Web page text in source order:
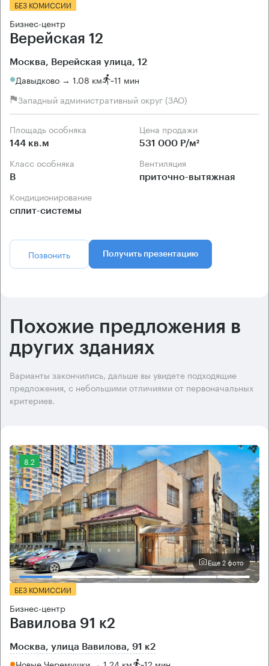
БЕЗ КОМИССИИ
Бизнес-центр
Верейская 12
Москва, Верейская улица, 12
Давыдково → 1.08 км ~11 мин
Западный административный округ (ЗАО)
Площадь особняка
144 кв.м
Цена продажи
531 000 Р/м²
Класс особняка
B
Вентиляция
приточно-вытяжная
Кондиционирование
сплит-системы
Позвонить Получить презентацию
Похожие предложения в
других зданиях
Варианты закончились, дальше вы увидете подходящие
предложения, с небольшими отличиями от первоначальных
критериев.
8.2
Еще 2 фото
БЕЗ КОМИССИИ
Бизнес-центр
Вавилова 91 к2
Москва, улица Вавилова, 91 к2